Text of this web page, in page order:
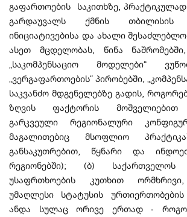
გაფართოების საკითხზე,
გარდაუვალს ქმნის
ინიციატივებისა და ახალი
ასეთ მცდელობას, წინა
„საკომპენსაციო მოდელები“
„ვერგაფართოების“ პირობებში,
საკვანძო მდგენელებზე გადის,
ზღვის ფაქტორის მოშველიებით
გარკვეული რეგიონალური
მაგალითებიც მსოფლიო
განსაკუთრებით, წყნარი და
რეგიონებში); (ბ) საქართველოს
უსაფრთხოების კუთხით
უმაღლესი სტატუსის
ანდა სულაც ორივე ერთად -